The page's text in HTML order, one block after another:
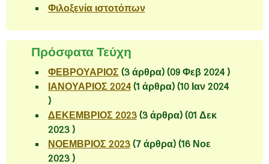
Φιλοξενία ιστοτόπων
Πρόσφατα Τεύχη
ΦΕΒΡΟΥΑΡΙΟΣ (3 άρθρα) (09 Φεβ 2024 )
ΙΑΝΟΥΑΡΙΟΣ 2024(1 άρθρα) (10 Ιαν 2024
)
ΔΕΚΕΜΒΡΙΟΣ 2023(3 άρθρα) (01 Δεκ
2023 )
ΝΟΕΜΒΡΙΟΣ 2023(7 άρθρα) (16 Νοε
2023 )